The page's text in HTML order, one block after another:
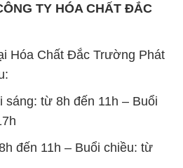
TY HÓA CHẤT ĐẮC
Hóa Chất Đắc Trường Phát
từ 8h đến 11h – Buổi
đến 11h – Buổi chiều: từ